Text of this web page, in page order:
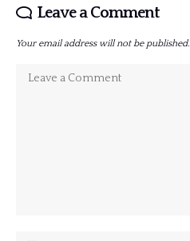
Leave a Comment
Your email address will not be published.